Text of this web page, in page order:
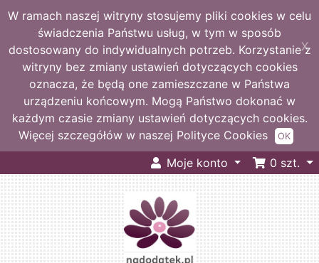
W ramach naszej witryny stosujemy pliki cookies w celu
świadczenia Państwu usług, w tym w sposób
dostosowany do indywidualnych potrzeb. Korzystanie z
witryny bez zmiany ustawień dotyczących cookies
oznacza, że będą one zamieszczane w Państwa
urządzeniu końcowym. Mogą Państwo dokonać w
każdym czasie zmiany ustawień dotyczących cookies.
Więcej szczegółów w naszej Polityce Cookies
X
OK
Moje konto 0 szt.